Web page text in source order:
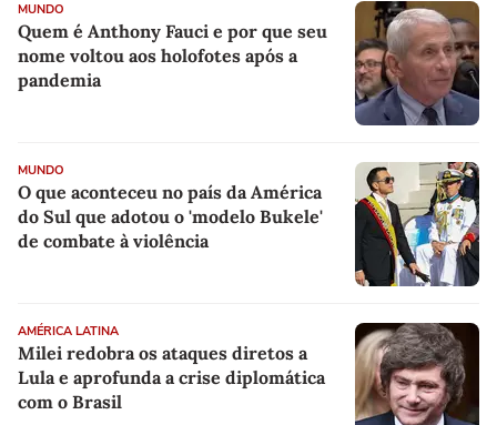
MUNDO
Quem é Anthony Fauci e por que seu
nome voltou aos holofotes após a
pandemia
MUNDO
O que aconteceu no país da América
do Sul que adotou o 'modelo Bukele'
de combate à violência
AMÉRICA LATINA
Milei redobra os ataques diretos a
Lula e aprofunda a crise diplomática
com o Brasil